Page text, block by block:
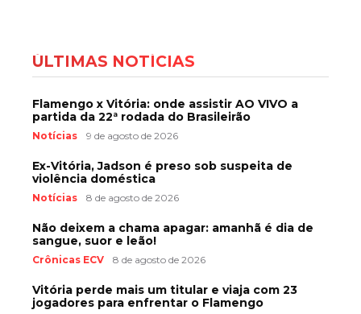
ÚLTIMAS NOTÍCIAS
Flamengo x Vitória: onde assistir AO VIVO a
partida da 22ª rodada do Brasileirão
Notícias 9 de agosto de 2026
Ex-Vitória, Jadson é preso sob suspeita de
violência doméstica
Notícias 8 de agosto de 2026
Não deixem a chama apagar: amanhã é dia de
sangue, suor e leão!
Crônicas ECV 8 de agosto de 2026
Vitória perde mais um titular e viaja com 23
jogadores para enfrentar o Flamengo